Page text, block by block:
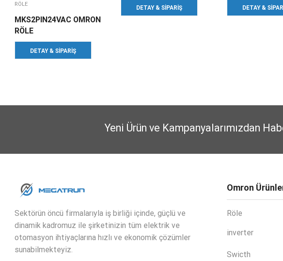
RÖLE
MKS2PIN24VAC OMRON
RÖLE
DETAY & SIPARIŞ
DETAY & SIPARIŞ DETAY &
Yeni Ürün ve Kampanyalarımızdan
Sektörün öncü firmalarıyla iş birliği içinde, güçlü ve
dinamik kadromuz ile şirketinizin tüm elektrik ve
otomasyon ihtiyaçlarına hızlı ve ekonomik çözümler
sunabilmekteyiz.
Omron
Röle
inverter
Swicth